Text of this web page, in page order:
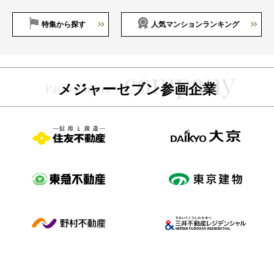
特集から探す 人気マンションランキング
メジャーセブン参画企業